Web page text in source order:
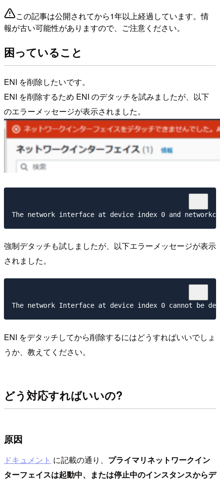
この記事は公開されてから1年以上経過しています。情
報が古い可能性がありますので、ご注意ください。
困っていること
ENI を削除したいです。
ENI を削除するため ENI のデタッチを試みましたが、以下
のエラーメッセージが表示されました。
強制デタッチも試しましたが、以下エラーメッセージが表示
されました。
ENI をデタッチしてから削除するにはどうすればいいでしょ
うか、教えてください。
どう対応すればいいの?
原因
ドキュメント に記載の通り、 プライマリネットワークイン
ターフェイスは起動中、または停止中のインスタンスからデ